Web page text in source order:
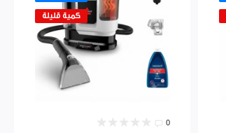
كمية قليلة
0